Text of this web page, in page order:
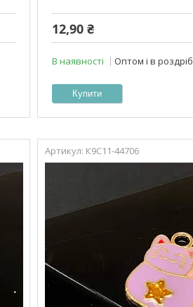
12,90 ₴
В наявності Оптом і в роздріб
Купити
К9С11-44706